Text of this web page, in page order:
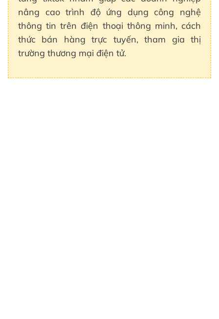
nâng cao trình độ ứng dụng công nghệ
thông tin trên điện thoại thông minh, cách
thức bán hàng trực tuyến, tham gia thị
trường thương mại điện tử.